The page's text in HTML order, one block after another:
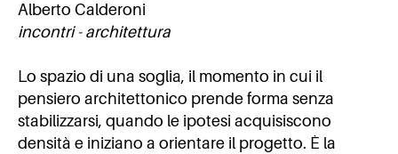
Alberto Calderoni
incontri - architettura
Lo spazio di una soglia, il momento in cui il
pensiero architettonico prende forma senza
stabilizzarsi, quando le ipotesi acquisiscono
densità e iniziano a orientare il progetto. È la